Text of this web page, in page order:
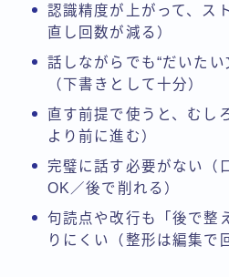
認識精度が上がって、ス
直し回数が減る）
話しながらでも“だいた
（下書きとして十分）
直す前提で使うと、むし
より前に進む）
完璧に話す必要がない（
OK／後で削れる）
句読点や改行も「後で整
りにくい（整形は編集で